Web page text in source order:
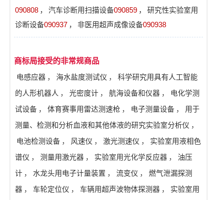
090808 ， 汽车诊断用扫描设备090859 ，
研究性实验室用
诊断设备090937 ， 非医用超声成像设备090938
商标局接受的非常规商品
电感应器 ， 海水盐度测试仪 ，
科学研究用具有人工智能
的人形机器人 ， 光密度计 ， 航海设备和仪器 ，
电化学测
试设备 ， 体育赛事用雷达测速枪 ， 电子测量设备 ，
用于
测量、检测和分析血液和其他体液的研究实验室分析仪 ，
电池检测设备 ， 风速仪 ， 激光测速仪 ，
实验室用液相色
谱仪 ， 测量用激光器 ， 实验室用光化学反应器 ，
油压
计 ， 水龙头用电子计量装置 ， 流变仪 ，
燃气泄漏探测
器 ， 车轮定位仪 ， 车辆用超声波物体探测器 ，
实验室用